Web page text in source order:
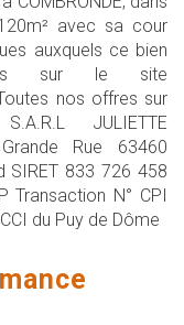
avec sa cour
auxquels ce bien
sur le site
nos offres sur
JULIETTE
Rue 63460
SIRET 833 726 458
Transaction N° CPI
du Puy de Dôme